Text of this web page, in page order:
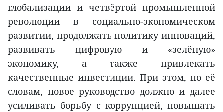
глобализации и четвёртой промышленной
революции в социально-экономическом
развитии, продолжать политику инноваций,
развивать цифровую и «зелёную»
экономику, а также привлекать
качественные инвестиции. При этом, по её
словам, новое руководство должно и далее
усиливать борьбу с коррупцией, повышать